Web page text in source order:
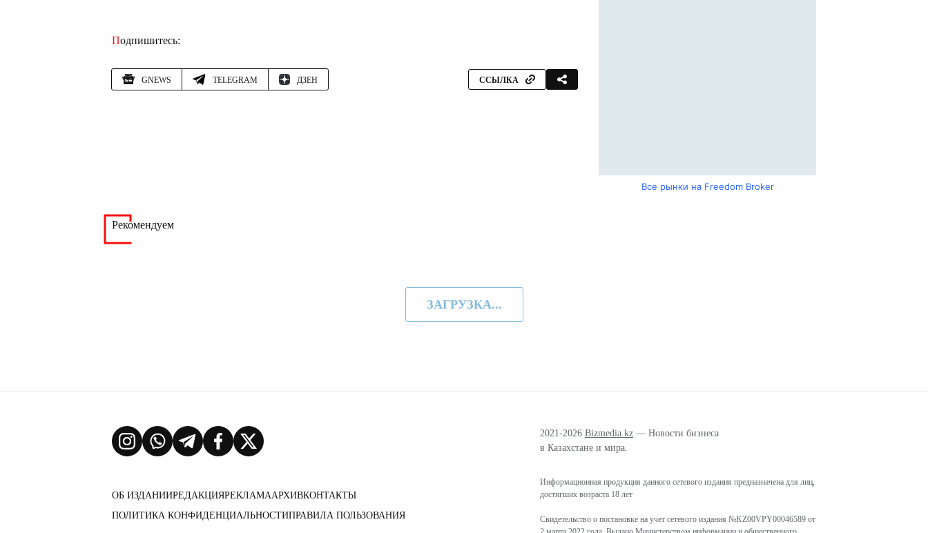
Подпишитесь:
GNEWS TELEGRAM ДЗЕН ССЫЛКА
Все рынки на Freedom Broker
Рекомендуем
ЗАГРУЗКА...
ОБ ИЗДАНИИРЕДАКЦИЯРЕКЛАМААРХИВКОНТАКТЫ
ПОЛИТИКА КОНФИДЕНЦИАЛЬНОСТИПРАВИЛА ПОЛЬЗОВАНИЯ
2021-2026 Bizmedia.kz — Новости бизнеса
в Казахстане и мира.
Информационная продукция данного сетевого издания предназначена для лиц,
достигших возраста 18 лет
Свидетельство о постановке на учет сетевого издания №KZ00VPY00046589 от